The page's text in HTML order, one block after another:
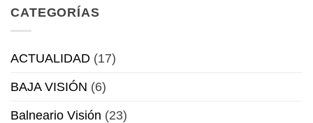
CATEGORÍAS
ACTUALIDAD (17)
BAJA VISIÓN (6)
Balneario Visión (23)